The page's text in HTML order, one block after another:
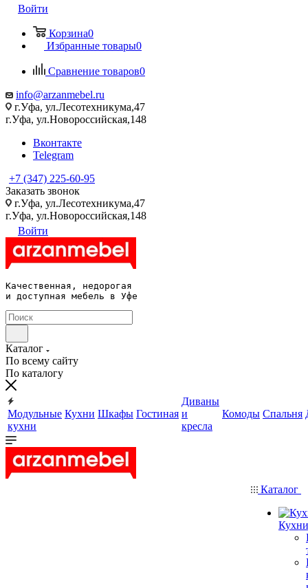
Войти
Корзина0
Избранные товары0
Сравнение товаров0
info@arzanmebel.ru
г.Уфа, ул.Лесотехникума,47
г.Уфа, ул.Новороссийская,148
Вконтакте
Telegram
+7 (347) 225-60-95
Заказать звонок
г.Уфа, ул.Лесотехникума,47
г.Уфа, ул.Новороссийская,148
Войти
Качественная, недорогая
и доступная мебель в Уфе
Каталог
По всему сайту
По каталогу
Модульные
кухни
Кухни Шкафы Гостиная
Диваны
и
кресла
Комоды Спальня
Каталог
Кухни